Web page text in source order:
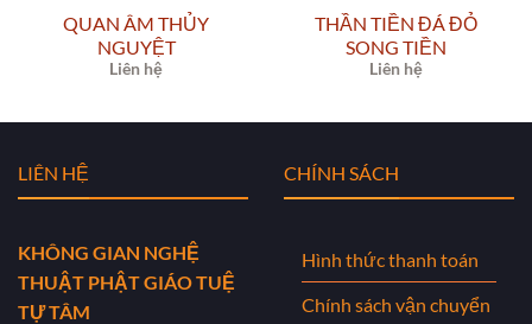
QUAN ÂM THỦY
NGUYỆT
Liên hệ
THẦN TIỀN ĐÁ ĐỎ
SONG TIỀN
Liên hệ
LIÊN HỆ
KHÔNG GIAN NGHỆ
THUẬT PHẬT GIÁO TUỆ
TỰ TÂM
CHÍNH SÁCH
Hình thức thanh toán
Chính sách vận chuyển